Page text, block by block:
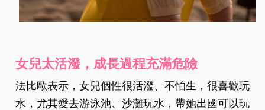
女兒太活潑，成長過程充滿危險
法比歐表示，女兒個性很活潑、不怕生，很喜歡玩
水，尤其愛去游泳池、沙灘玩水，帶她出國可以玩